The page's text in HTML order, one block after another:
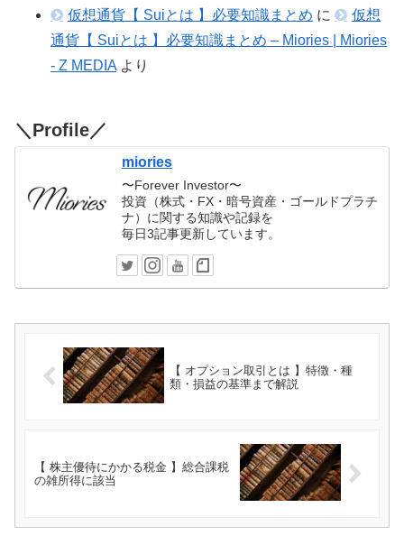
仮想通貨【 Suiとは 】必要知識まとめ に
仮想
通貨【 Suiとは 】必要知識まとめ – Miories | Miories
- Z MEDIA より
＼Profile／
miories
〜Forever Investor〜
投資（株式・FX・暗号資産・ゴールドプラチ
ナ）に関する知識や記録を
毎日3記事更新しています。
【 オプション取引とは 】特徴・種
類・損益の基準まで解説
【 株主優待にかかる税金 】総合課税
の雑所得に該当